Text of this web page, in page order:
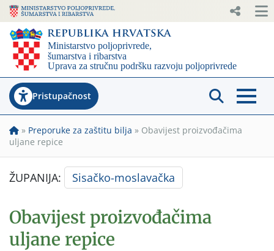
Pristupačnost
» Preporuke za zaštitu bilja » Obavijest proizvođačima
uljane repice
ŽUPANIJA: Sisačko-moslavačka
Obavijest proizvođačima
uljane repice